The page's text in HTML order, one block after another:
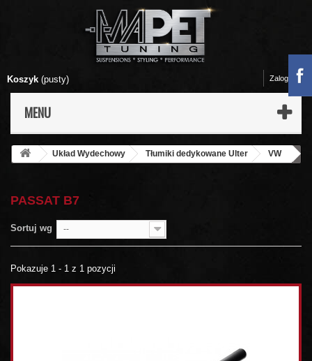
Koszyk (pusty)
MENU
Zaloguj się
Układ Wydechowy Tłumiki dedykowane Ulter
VW
PASSAT B7
Sortuj wg --
Pokazuje 1 - 1 z 1 pozycji